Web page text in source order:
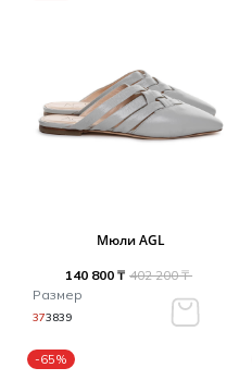
Мюли AGL
140 800 ₸ 402 200 ₸
Размер
373839
-65%